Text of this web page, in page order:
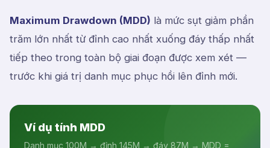
Maximum Drawdown (MDD) là mức sụt giảm phần
trăm lớn nhất từ đỉnh cao nhất xuống đáy thấp nhất
tiếp theo trong toàn bộ giai đoạn được xem xét —
trước khi giá trị danh mục phục hồi lên đỉnh mới.
Ví dụ tính MDD
Danh mục 100M → đỉnh 145M → đáy 87M → MDD =